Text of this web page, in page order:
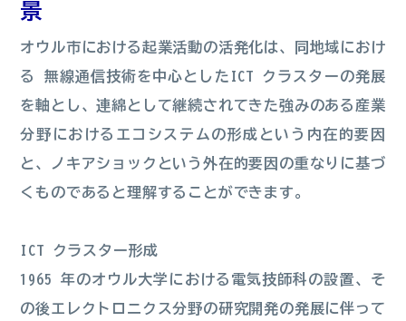
景
オウル市における起業活動の活発化は、同地域におけ
る 無線通信技術を中心としたICT クラスターの発展
を軸とし、連綿として継続されてきた強みのある産業
分野におけるエコシステムの形成という内在的要因
と、ノキアショックという外在的要因の重なりに基づ
くものであると理解することができます。
ICT クラスター形成
1965 年のオウル大学における電気技師科の設置、そ
の後エレクトロニクス分野の研究開発の発展に伴って